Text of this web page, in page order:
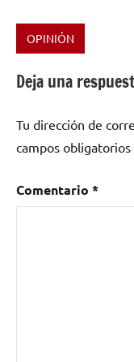
Etiquetado
Chorizo
Rock
and
Rock
OPINIÓN
Deja una
Tu dirección de
campos obligatorios
Comentario *